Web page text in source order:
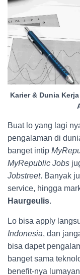
Karier & Dunia
Buat lo yang lagi
pengalaman di
banget intip
MyRepublic Jobs
Jobstreet. Banyak
service, hingga
Haurgeulis.
Lo bisa apply
Indonesia, dan
bisa dapet
banget sama
benefit-nya